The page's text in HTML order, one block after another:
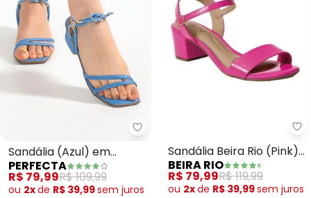
Perfecta - Sandália (Azul) em
Sandália (Azul) em
Sintético
PERFECTA
R$ 79,99R$ 109,99
ou 2xde R$ 39,99sem juros
Sandália Beira Rio (Pink)
em Verniz
BEIRA RIO
R$ 79,99R$ 119,99
ou 2xde R$ 39,99sem juros